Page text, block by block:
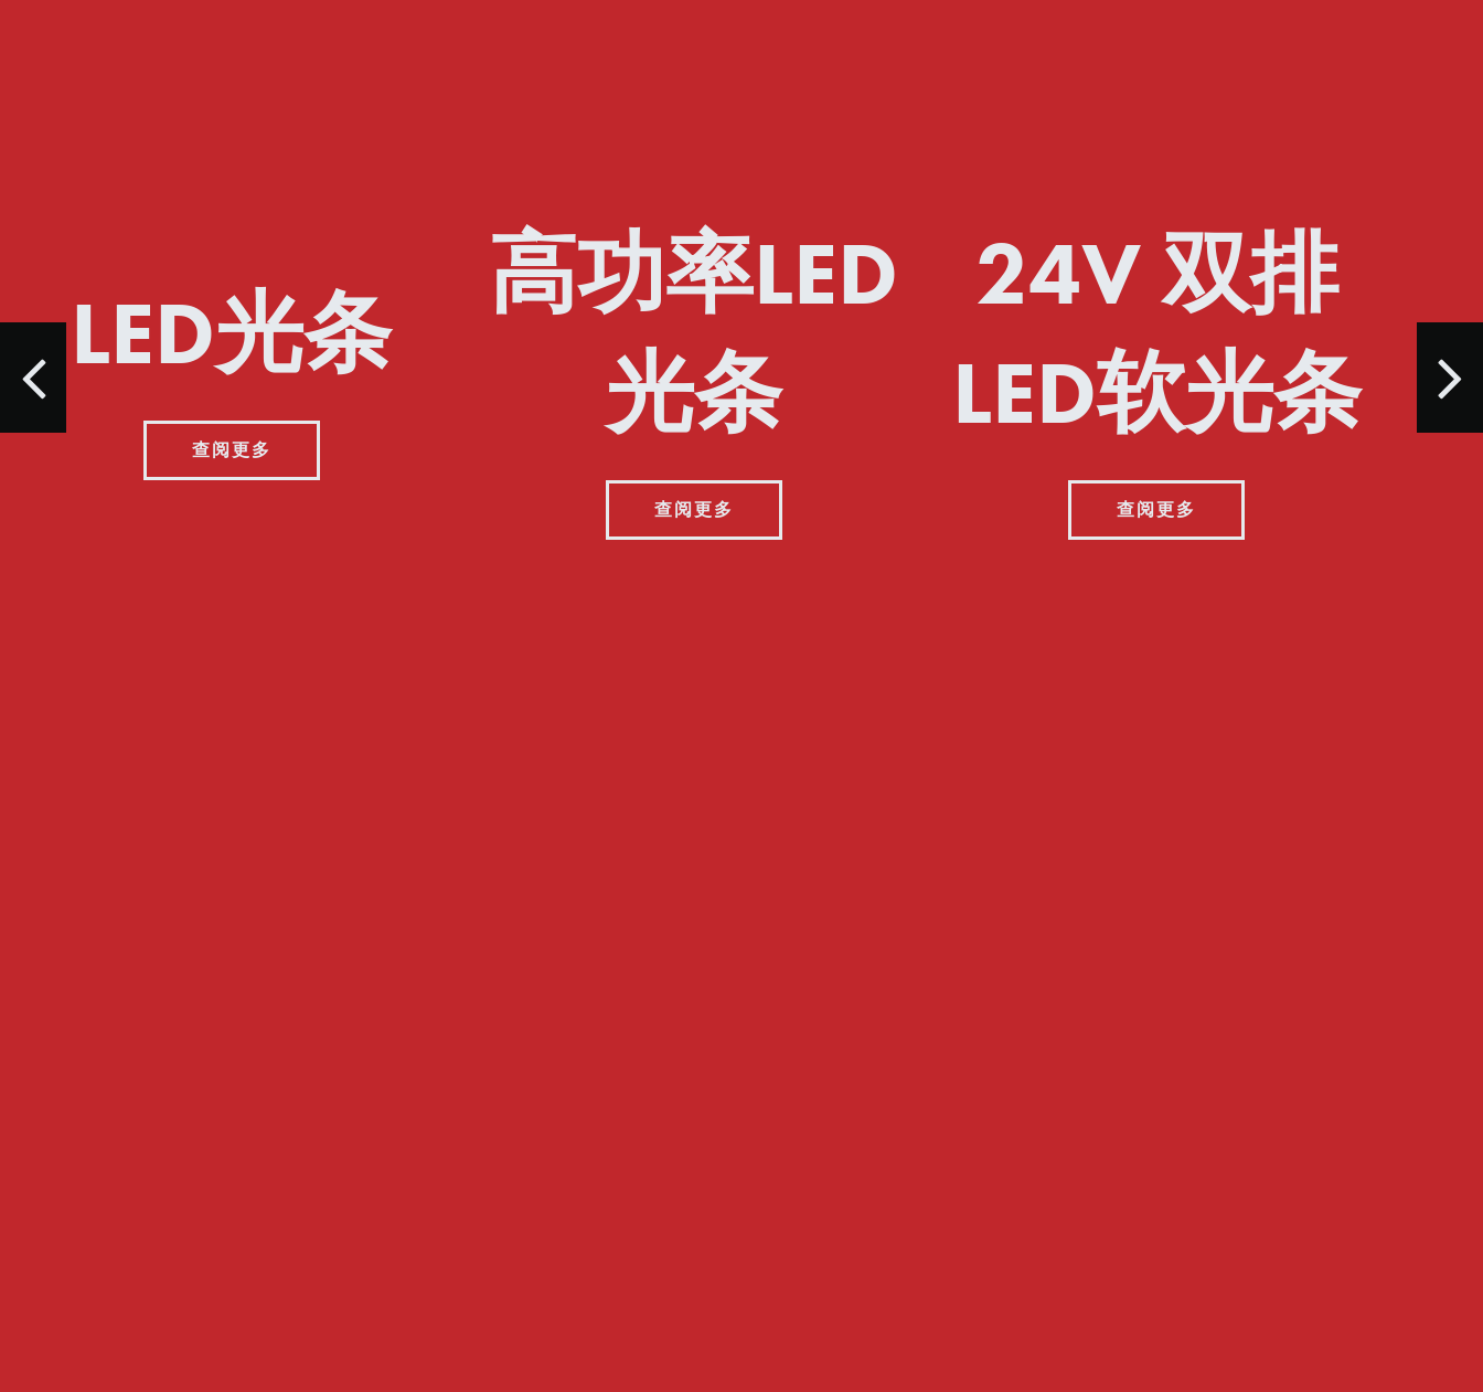
LED光条
查阅更多
高功率LED
光条
查阅更多
24V 双排
LED软光条
查阅更多